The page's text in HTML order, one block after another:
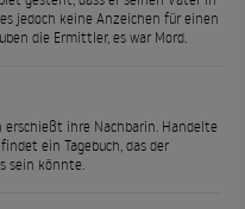
jedoch keine Anzeichen für einen
die Ermittler, es war Mord.
ihre Nachbarin. Handelte
ein Tagebuch, das der
sein könnte.